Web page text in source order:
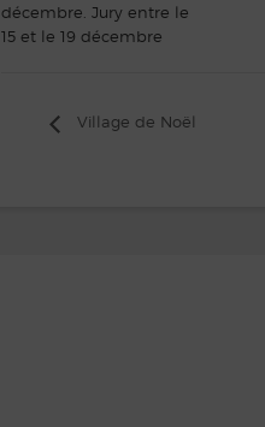
décembre. Jury entre le
15 et le 19 décembre
Village de Noël